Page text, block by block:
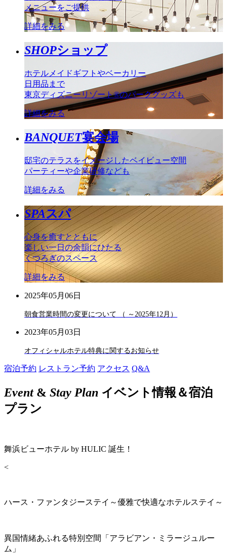
メニューをご提供
詳細をみる
SHOPショップ
ホテルメイドギフトやベーカリー
日用品まで
東京ディズニーリゾート®のパークグッズも
詳細をみる
BANQUET宴会場
邸宅のテラスをイメージしたベイビュー空間
パーティーや企業研修なども
詳細をみる
SPAスパ
心身を癒すとともに
楽しい一日の余韻にひたる
くつろぎのスペース
詳細をみる
2025年05月06日
朝食営業時間の変更について （ ～2025年12月）
2023年05月03日
オフィシャルホテル特典に関するお知らせ
宿泊予約 レストラン予約 アクセス Q&A
Event& Stay Plan イベント情報＆宿泊
プラン
舞浜ビューホテル by HULIC 誕生！
<
ハース・ファンタジーステイ～優雅で快適なホテルステイ～
異国情緒あふれる特別空間「アラビアン・ミラージュルー
ム」